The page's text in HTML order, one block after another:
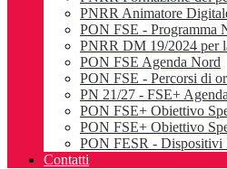
PNRR Animatore
PON FSE - Programma
PNRR DM 19/2024 per
PON FSE Agenda Nord
PON FSE - Percorsi di
PN 21/27 - FSE+
PON FSE+ Obiettivo
PON FSE+ Obiettivo
PON FESR - Dispositivi
Contatti